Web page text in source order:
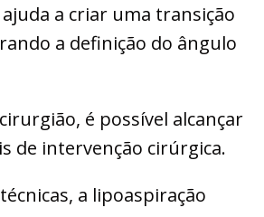
ajuda a criar uma transição
a definição do ângulo
é possível alcançar
de intervenção cirúrgica.
a lipoaspiração